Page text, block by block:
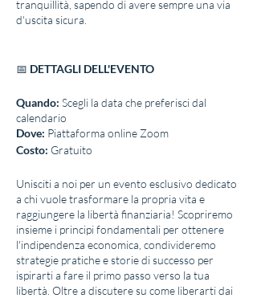
tranquillità, sapendo di avere sempre una via
d'uscita sicura.
📅 DETTAGLI DELL'EVENTO
Quando: Scegli la data che preferisci dal
calendario
Dove: Piattaforma online Zoom
Costo: Gratuito
Unisciti a noi per un evento esclusivo dedicato
a chi vuole trasformare la propria vita e
raggiungere la libertà finanziaria! Scopriremo
insieme i principi fondamentali per ottenere
l'indipendenza economica, condivideremo
strategie pratiche e storie di successo per
ispirarti a fare il primo passo verso la tua
libertà. Oltre a discutere su come liberarti dai